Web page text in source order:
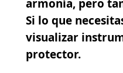
armonía, pero
Si lo que
visualizar
protector.